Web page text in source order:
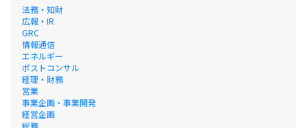
法務・知財
広報・IR
GRC
情報通信
エネルギー
ポストコンサル
経理・財務
営業
事業企画・事業開発
経営企画
総務